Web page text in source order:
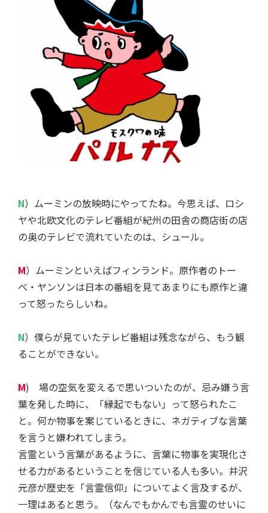
N）ムーミンの放映時にやってたね。今思えば、ロシ
ヤや北欧文化のテレビ番組が紀州の田舎の商店街の店
の奥のテレビで流れていたのは、シュール。
M）ムーミンといえばフィンランド。原作者のトー
べ・ヤンソンは日本の番組を見てあまりにも原作と違
って怒ったらしいね。
N）僕らが見ていたテレビ番組は残念ながら、もう観
ることができない。
M) 場の空気を変えるで思いついたのが、忌み嫌う言
葉を発した時に、「縁起でもない」って怒られたこ
と。何か物事を案じているときに、ネガティブな言葉
を言うと嫌われてしまう。
言霊という言葉があるように、言葉に物事を実現化さ
せる力があるということを信じている人も多い。井沢
元彦が歴史を「言霊信仰」についてよく言及するが、
一理はあると思う。（なんでもかんでも言霊のせいに